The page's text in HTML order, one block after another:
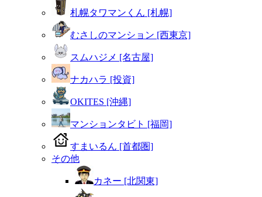
札幌タワマンくん [札幌]
むさしのマンション [西東京]
スムハジメ [名古屋]
ナカハラ [投資]
OKITES [沖縄]
マンションタビト [福岡]
すまいるん [首都圏]
その他
カネー [北関東]